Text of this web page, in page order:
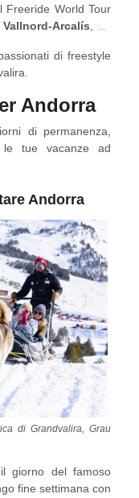
Freeride World Tour
Vallnord-Arcalís
di freestyle
Andorra
di permanenza,
le tue vacanze ad
Andorra
di Grandvalira, Grau
giorno del famoso
fine settimana con